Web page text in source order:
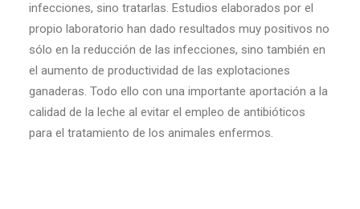
infecciones, sino tratarlas. Estudios elaborados por el
propio laboratorio han dado resultados muy positivos no
sólo en la reducción de las infecciones, sino también en
el aumento de productividad de las explotaciones
ganaderas. Todo ello con una importante aportación a la
calidad de la leche al evitar el empleo de antibióticos
para el tratamiento de los animales enfermos.